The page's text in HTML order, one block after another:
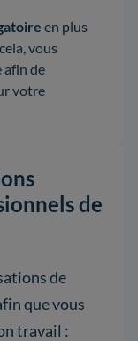
en plus
vous
afin de
votre
de
de
que vous
travail :